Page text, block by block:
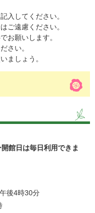
入してください。
ご遠慮ください。
お願いします。
さい。
ましょう。
館日は毎日利用できま
後4時30分